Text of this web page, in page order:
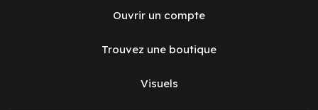
Ouvrir un compte
Trouvez une boutique
Visuels